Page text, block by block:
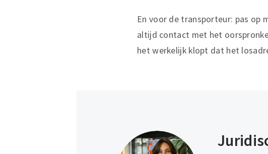
En voor de transporteur: pas op
altijd contact met het
het werkelijk klopt dat het